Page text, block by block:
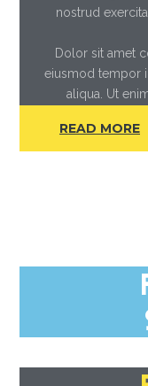
nostrud
Dolor sit amet
eiusmod tempor
aliqua. Ut
READ MORE